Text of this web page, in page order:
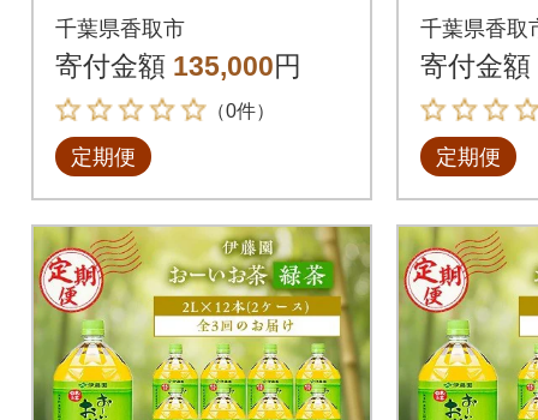
本(ケース)伊藤園全6
回
千葉県香取市
寄付金額 135,000円
（0件）
定期便
本(ケー
回
千葉県香取
寄付金額
定期便